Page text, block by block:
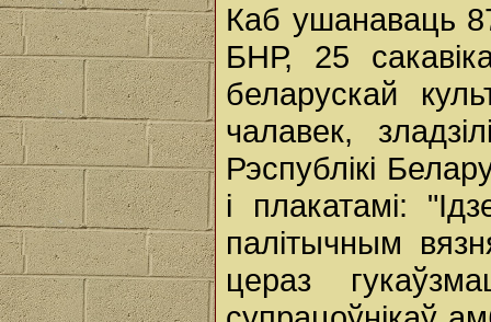
Каб ушанаваць
БНР, 25
беларускай
чалавек,
Рэспублікі
і плакатамі:
палітычным
цераз